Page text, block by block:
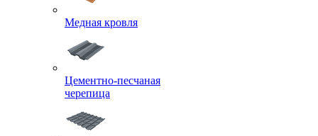
Медная кровля
Цементно-песчаная
черепица